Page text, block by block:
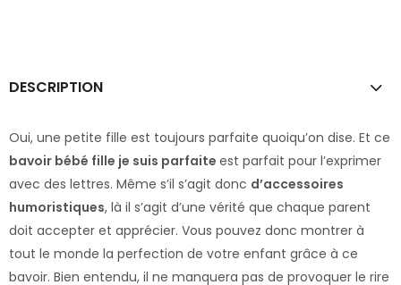
DESCRIPTION
Oui, une petite fille est toujours parfaite quoiqu’on dise. Et ce
bavoir bébé fille je suis parfaite est parfait pour l’exprimer
avec des lettres. Même s’il s’agit donc d’accessoires
humoristiques, là il s’agit d’une vérité que chaque parent
doit accepter et apprécier. Vous pouvez donc montrer à
tout le monde la perfection de votre enfant grâce à ce
bavoir. Bien entendu, il ne manquera pas de provoquer le rire